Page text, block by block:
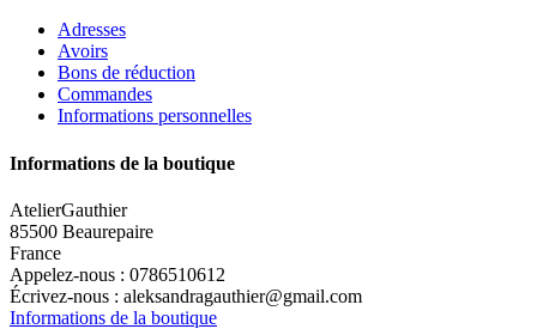
Adresses
Avoirs
Bons de réduction
Commandes
Informations personnelles
Informations de la boutique
AtelierGauthier
85500 Beaurepaire
France
Appelez-nous : 0786510612
Écrivez-nous : aleksandragauthier@gmail.com
Informations de la boutique